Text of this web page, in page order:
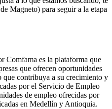
Magneto) para seguir a la etapa
Comfama es la plataforma que
que ofrecen oportunidades
que contribuya a su crecimiento y
por el Servicio de Empleo
de empleo ofrecidas por
en Medellín y Antioquia.